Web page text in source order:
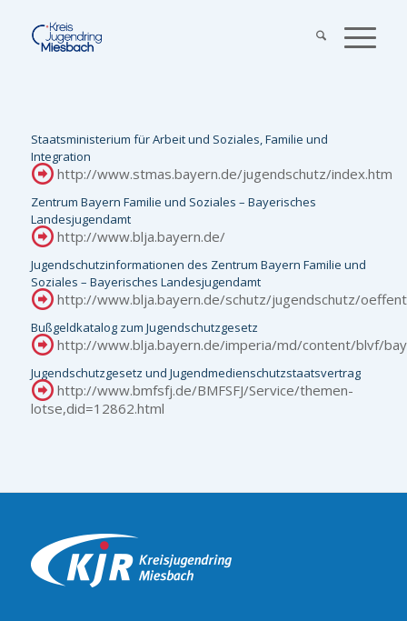
Staatsministerium für Arbeit und Soziales, Familie und
Integration
http://www.stmas.bayern.de/jugendschutz/index.htm
Zentrum Bayern Familie und Soziales – Bayerisches
Landesjugendamt
http://www.blja.bayern.de/
Jugendschutzinformationen des Zentrum Bayern Familie und
Soziales – Bayerisches Landesjugendamt
http://www.blja.bayern.de/schutz/jugendschutz/
Bußgeldkatalog zum Jugendschutzgesetz
http://www.blja.bayern.de/imperia/md/content/blvf/
Jugendschutzgesetz und Jugendmedienschutzstaatsvertrag
http://www.bmfsfj.de/BMFSFJ/Service/themen-
lotse,did=12862.html